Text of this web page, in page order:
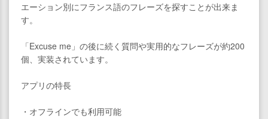
エーション別にフランス語のフレーズを探すことが出来ま
す。
「Excuse me」の後に続く質問や実用的なフレーズが約200
個、実装されています。
アプリの特長
・オフラインでも利用可能